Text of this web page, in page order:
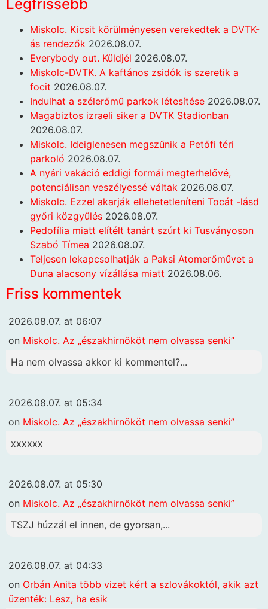
Legfrissebb
Miskolc. Kicsit körülményesen verekedtek a DVTK-
ás rendezők 2026.08.07.
Everybody out. Küldjél 2026.08.07.
Miskolc-DVTK. A kaftános zsidók is szeretik a
focit 2026.08.07.
Indulhat a szélerőmű parkok létesítése 2026.08.07.
Magabiztos izraeli siker a DVTK Stadionban
2026.08.07.
Miskolc. Ideiglenesen megszűnik a Petőfi téri
parkoló 2026.08.07.
A nyári vakáció eddigi formái megterhelővé,
potenciálisan veszélyessé váltak 2026.08.07.
Miskolc. Ezzel akarják ellehetetleníteni Tocát -lásd
győri közgyűlés 2026.08.07.
Pedofília miatt elítélt tanárt szúrt ki Tusványoson
Szabó Tímea 2026.08.07.
Teljesen lekapcsolhatják a Paksi Atomerőművet a
Duna alacsony vízállása miatt 2026.08.06.
Friss kommentek
2026.08.07. at 06:07
on Miskolc. Az „északhirnököt nem olvassa senki”
Ha nem olvassa akkor ki kommentel?...
2026.08.07. at 05:34
on Miskolc. Az „északhirnököt nem olvassa senki”
xxxxxx
2026.08.07. at 05:30
on Miskolc. Az „északhirnököt nem olvassa senki”
TSZJ húzzál el innen, de gyorsan,...
2026.08.07. at 04:33
on Orbán Anita több vizet kért a szlovákoktól, akik azt
üzenték: Lesz, ha esik